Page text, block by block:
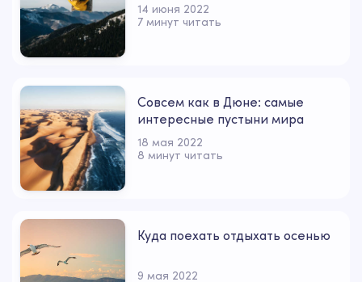
14 июня 2022
7 минут читать
Совсем как в Дюне: самые
интересные пустыни мира
18 мая 2022
8 минут читать
Куда поехать отдыхать осенью
9 мая 2022